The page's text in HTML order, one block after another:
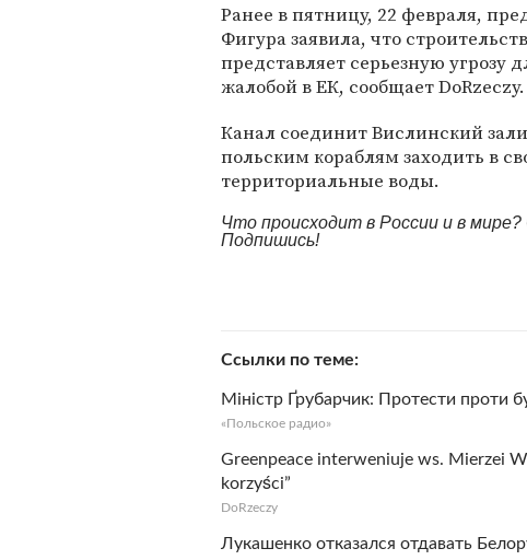
Ранее в пятницу, 22 февраля,
Фигура заявила, что
представляет серьезную угрозу
жалобой в ЕК, сообщает DoRzeczy.
Канал соединит Вислинский
польским кораблям заходить в
территориальные воды.
Что происходит в России и в
Подпишись!
Ссылки по теме
Міністр Ґрубарчик: Протести проти
«Польское радио»
Greenpeace interweniuje ws. Mierzei
korzyści”
DoRzeczy
Лукашенко отказался отдавать